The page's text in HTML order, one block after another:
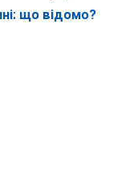
що відомо?